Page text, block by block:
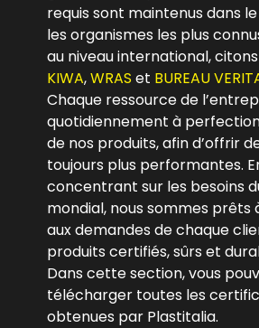
requis sont maintenus dans
les organismes les plus
au niveau international, citons
KIWA,WRAS et BUREAU
Chaque ressource de
quotidiennement à
de nos produits, afin d’offrir
toujours plus performantes.
concentrant sur les besoins
mondial, nous sommes prêts
aux demandes de chaque
produits certifiés, sûrs et
Dans cette section, vous
télécharger toutes les
obtenues par Plastitalia.